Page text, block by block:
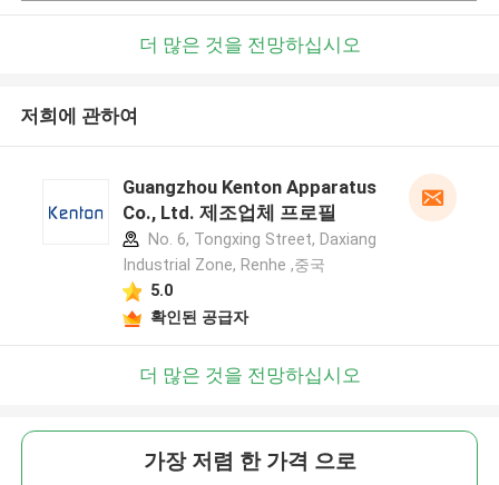
더 많은 것을 전망하십시오
저희에 관하여
Guangzhou Kenton Apparatus
Co., Ltd. 제조업체 프로필
No. 6, Tongxing Street, Daxiang
Industrial Zone, Renhe ,중국
5.0
확인된 공급자
더 많은 것을 전망하십시오
가장 저렴 한 가격 으로